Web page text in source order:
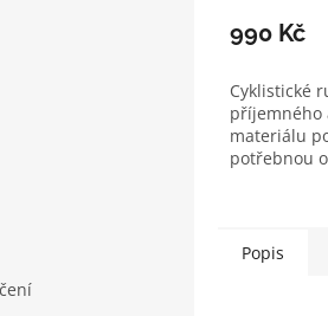
990 Kč
Cyklistické
příjemného
materiálu
potřebnou
Popis